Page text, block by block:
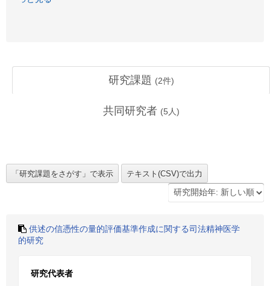
研究課題 (2件)
共同研究者 (5 人)
供述の信憑性の量的評価基準作成に関する司法精神医学
的研究
研究代表者